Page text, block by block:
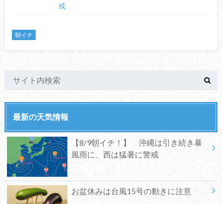
戒
朝イチ
最新の天気情報
【8/9朝イチ！】 沖縄は引き続き暴
風雨に、西は猛暑に警戒
お盆休みは台風15号の動きに注意